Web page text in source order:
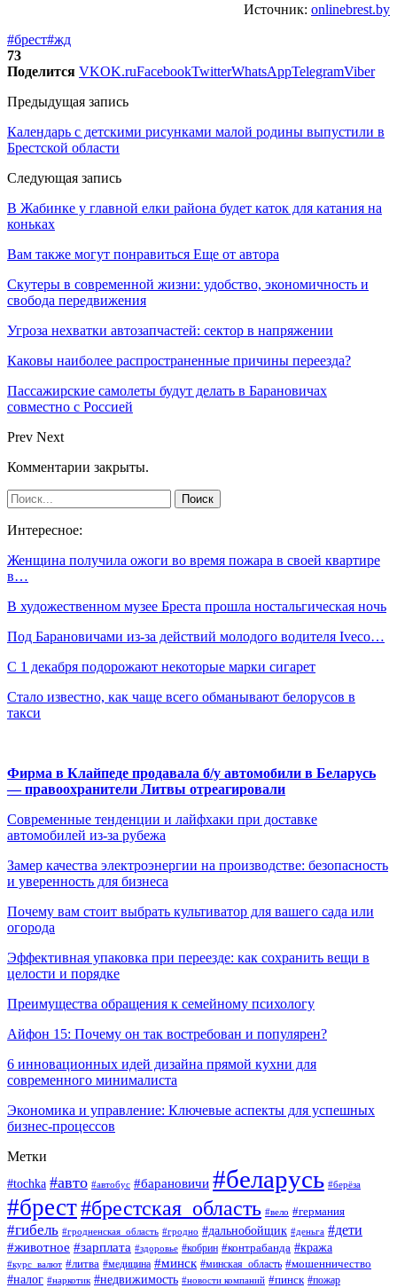
Источник: onlinebrest.by
#брест#жд
73
Поделится VKOK.ruFacebookTwitterWhatsAppTelegramViber
Предыдущая запись
Календарь с детскими рисунками малой родины выпустили в
Брестской области
Следующая запись
В Жабинке у главной елки района будет каток для катания на
коньках
Вам также могут понравиться Еще от автора
Скутеры в современной жизни: удобство, экономичность и
свобода передвижения
Угроза нехватки автозапчастей: сектор в напряжении
Каковы наиболее распространенные причины переезда?
Пассажирские самолеты будут делать в Барановичах
совместно с Россией
Prev Next
Комментарии закрыты.
Интересное:
Женщина получила ожоги во время пожара в своей квартире
в…
В художественном музее Бреста прошла ностальгическая ночь
Под Барановичами из-за действий молодого водителя Iveсо…
С 1 декабря подорожают некоторые марки сигарет
Стало известно, как чаще всего обманывают белорусов в
такси
Фирма в Клайпеде продавала б/у автомобили в Беларусь
— правоохранители Литвы отреагировали
Современные тенденции и лайфхаки при доставке
автомобилей из-за рубежа
Замер качества электроэнергии на производстве: безопасность
и уверенность для бизнеса
Почему вам стоит выбрать культиватор для вашего сада или
огорода
Эффективная упаковка при переезде: как сохранить вещи в
целости и порядке
Преимущества обращения к семейному психологу
Айфон 15: Почему он так востребован и популярен?
6 инновационных идей дизайна прямой кухни для
современного минималиста
Экономика и управление: Ключевые аспекты для успешных
бизнес-процессов
Метки
#tochka #авто #автобус #барановичи #беларусь #берёза
#брест#брестская_область #вело #германия
#гибель #гродненская_область #гродно #дальнобойщик #деньга #дети
#животное #зарплата #здоровье #кобрин #контрабанда #кража
#курс_валют #литва #медицина #минск #минская_область #мошенничество
#налог #наркотик #недвижимость #новости компаний #пинск #пожар